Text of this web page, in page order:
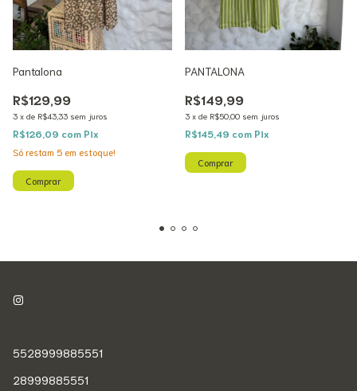
Pantalona
R$129,99
3 x de R$43,33 sem juros
R$126,09 com Pix
Só restam 5 em estoque!
Comprar
PANTALONA
R$149,99
3 x de R$50,00 sem juros
R$145,49 com Pix
Comprar
5528999885551
28999885551